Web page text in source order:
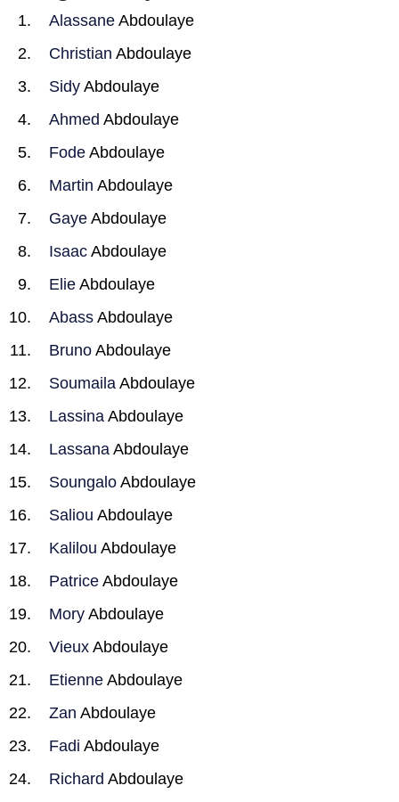
Alassane Abdoulaye
Christian Abdoulaye
Sidy Abdoulaye
Ahmed Abdoulaye
Fode Abdoulaye
Martin Abdoulaye
Gaye Abdoulaye
Isaac Abdoulaye
Elie Abdoulaye
Abass Abdoulaye
Bruno Abdoulaye
Soumaila Abdoulaye
Lassina Abdoulaye
Lassana Abdoulaye
Soungalo Abdoulaye
Saliou Abdoulaye
Kalilou Abdoulaye
Patrice Abdoulaye
Mory Abdoulaye
Vieux Abdoulaye
Etienne Abdoulaye
Zan Abdoulaye
Fadi Abdoulaye
Richard Abdoulaye